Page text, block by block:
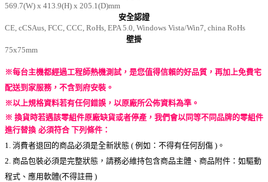
569.7(W) x 413.9(H) x 205.1(D)mm
安全認證
CE, cCSAus, FCC, CCC, RoHs, EPA 5.0, Windows Vista/Win7, china RoHs
壁掛
75x75mm
※每台主機都經過工程師熱機測試，是您值得信賴的好品質，再加上免費宅
配送到家服務，不含到府安裝。
※以上規格資料若有任何錯誤，以原廠所公佈資料為準。
※ 換貨時若遇該零組件原廠缺貨或者停產，我們會以同等不同品牌的零組件
進行替換 必須符合 下列條件：
1. 消費者退回的商品必須是全新狀態 ( 例如：不得有任何刮傷 )。
2. 商品包裝必須是完整狀態，請務必維持包含商品主體、商品附件：如驅動
程式、應用軟體(不得註冊 )